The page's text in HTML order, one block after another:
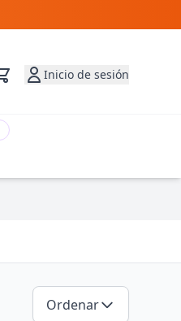
Inicio de sesión
Ordenar